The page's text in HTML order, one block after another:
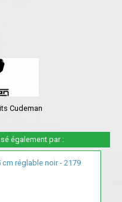
Cudeman
également par :
cm réglable noir - 2179